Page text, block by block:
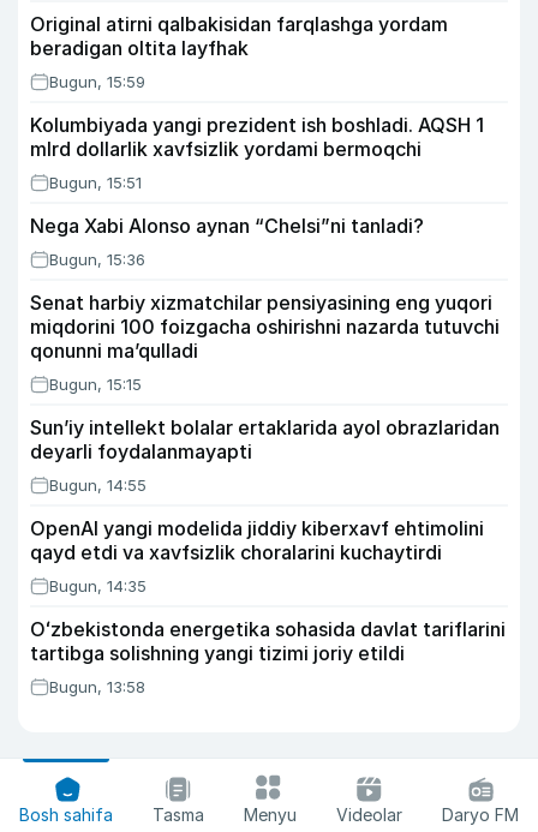
Original atirni qalbakisidan farqlashga yordam
beradigan oltita layfhak
Bugun, 15:59
Kolumbiyada yangi prezident ish boshladi. AQSH 1
mlrd dollarlik xavfsizlik yordami bermoqchi
Bugun, 15:51
Nega Xabi Alonso aynan “Chelsi”ni tanladi?
Bugun, 15:36
Senat harbiy xizmatchilar pensiyasining eng yuqori
miqdorini 100 foizgacha oshirishni nazarda tutuvchi
qonunni ma’qulladi
Bugun, 15:15
Sun’iy intellekt bolalar ertaklarida ayol obrazlaridan
deyarli foydalanmayapti
Bugun, 14:55
OpenAI yangi modelida jiddiy kiberxavf ehtimolini
qayd etdi va xavfsizlik choralarini kuchaytirdi
Bugun, 14:35
Oʻzbekistonda energetika sohasida davlat tariflarini
tartibga solishning yangi tizimi joriy etildi
Bugun, 13:58
Bosh sahifa Tasma Menyu Videolar Daryo FM